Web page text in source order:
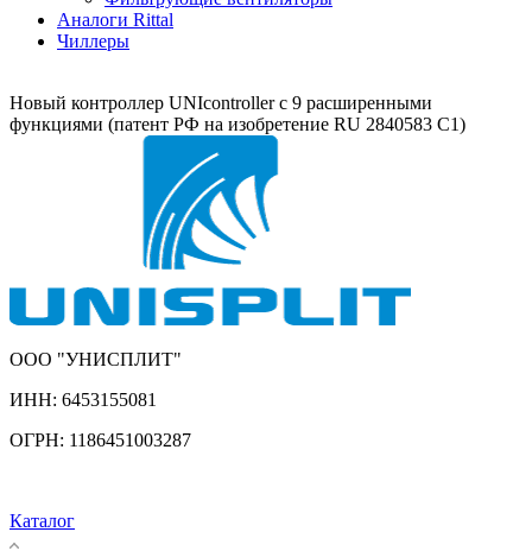
Аналоги Rittal
Чиллеры
Новый контроллер UNIcontroller c 9 расширенными
функциями (патент РФ на изобретение RU 2840583 C1)
ООО "УНИСПЛИТ"
ИНН: 6453155081
ОГРН: 1186451003287
Каталог